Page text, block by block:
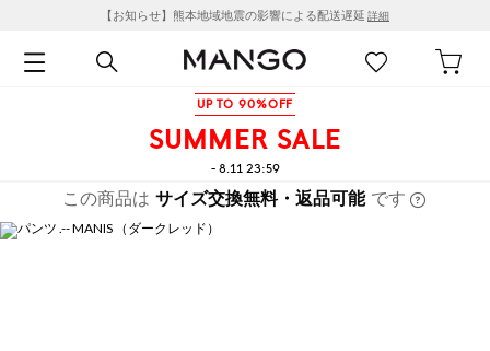
【お知らせ】熊本地域地震の影響による配送遅延 詳細
UP TO 90%OFF
SUMMER SALE
- 8.11 23:59
この商品は サイズ交換無料・返品可能 です